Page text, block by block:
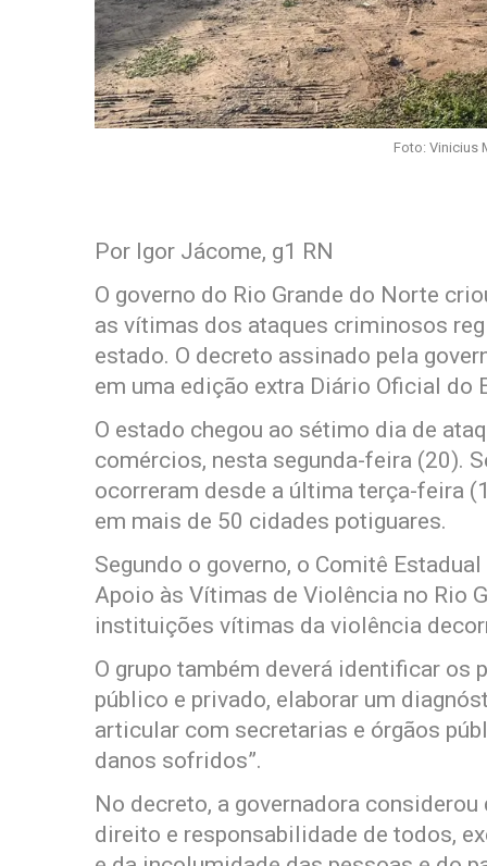
Foto: Vinicius
Por Igor Jácome, g1 RN
O governo do Rio Grande do Norte
as vítimas dos ataques criminosos
estado. O decreto assinado pela
em uma edição extra Diário Oficial do
O estado chegou ao sétimo dia de
comércios, nesta segunda-feira (20).
ocorreram desde a última terça-feira
em mais de 50 cidades potiguares.
Segundo o governo, o Comitê
Apoio às Vítimas de Violência no Rio
instituições vítimas da violência
O grupo também deverá identificar os
público e privado, elaborar um
articular com secretarias e órgãos
danos sofridos”.
No decreto, a governadora considerou
direito e responsabilidade de todos,